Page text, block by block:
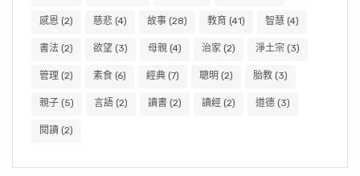
感恩 (2) 慈悲 (4) 故事 (28) 教育 (41) 智慧 (4)
書法 (2) 欲望 (3) 母親 (4) 治家 (2) 淨土宗 (3)
管理 (2) 素食 (6) 經典 (7) 聰明 (2) 胎教 (3)
親子 (5) 言語 (2) 讀書 (2) 讀經 (2) 道德 (3)
閱讀 (2)